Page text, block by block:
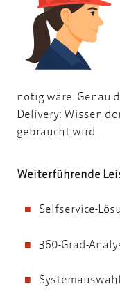
nötig wäre. Genau
Delivery: Wissen
gebraucht wird.
Weiterführende
Selfservice-
360-Grad-
Systemauswahl